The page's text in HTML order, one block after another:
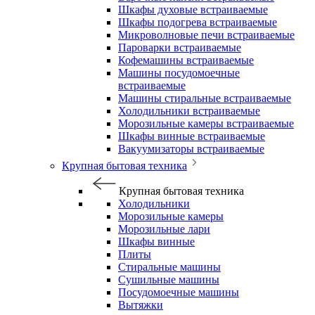
Шкафы духовые встраиваемые
Шкафы подогрева встраиваемые
Микроволновые печи встраиваемые
Пароварки встраиваемые
Кофемашины встраиваемые
Машины посудомоечные
встраиваемые
Машины стиральные встраиваемые
Холодильники встраиваемые
Морозильные камеры встраиваемые
Шкафы винные встраиваемые
Вакуумизаторы встраиваемые
Крупная бытовая техника
Крупная бытовая техника
Холодильники
Морозильные камеры
Морозильные лари
Шкафы винные
Плиты
Стиральные машины
Сушильные машины
Посудомоечные машины
Вытяжки